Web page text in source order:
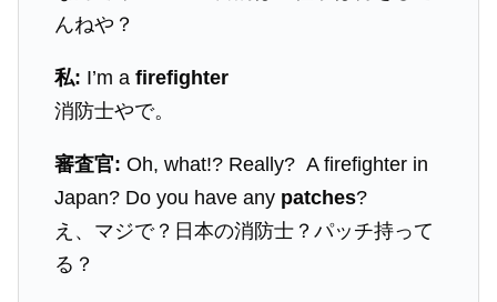
んねや？
私: I’m afirefighter
消防士やで。
審査官: Oh, what!? Really? A firefighter in
Japan? Do you have any patches?
え、マジで？日本の消防士？パッチ持って
る？